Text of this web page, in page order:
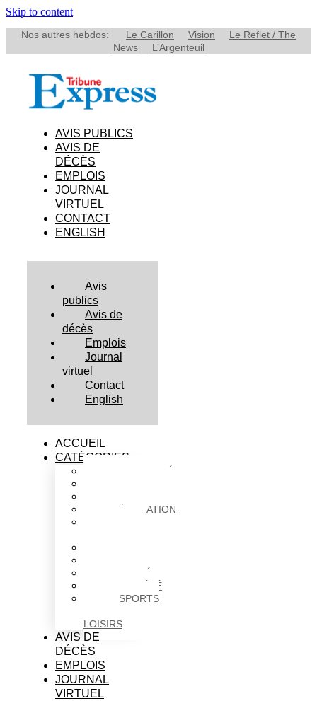
Skip to content
Nos autres hebdos: Le Carillon Vision
Le Reflet / The
News
L’Argenteuil
AVIS PUBLICS
AVIS DE
DÉCÈS
EMPLOIS
JOURNAL
VIRTUEL
CONTACT
ENGLISH
Avis
publics
Avis de
décès
Emplois
Journal
virtuel
Contact
English
ACCUEIL
CATÉGORIES
ÉDUCATION
SOCIÉTÉ
SPORTS
LOISIRS
AVIS DE
DÉCÈS
EMPLOIS
JOURNAL
VIRTUEL